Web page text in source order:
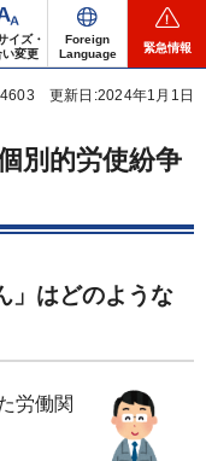
イズ・
い変更
Foreign
Language
緊急情報
更新日:2024年1月1日
別的労使紛争
」はどのような
労働関